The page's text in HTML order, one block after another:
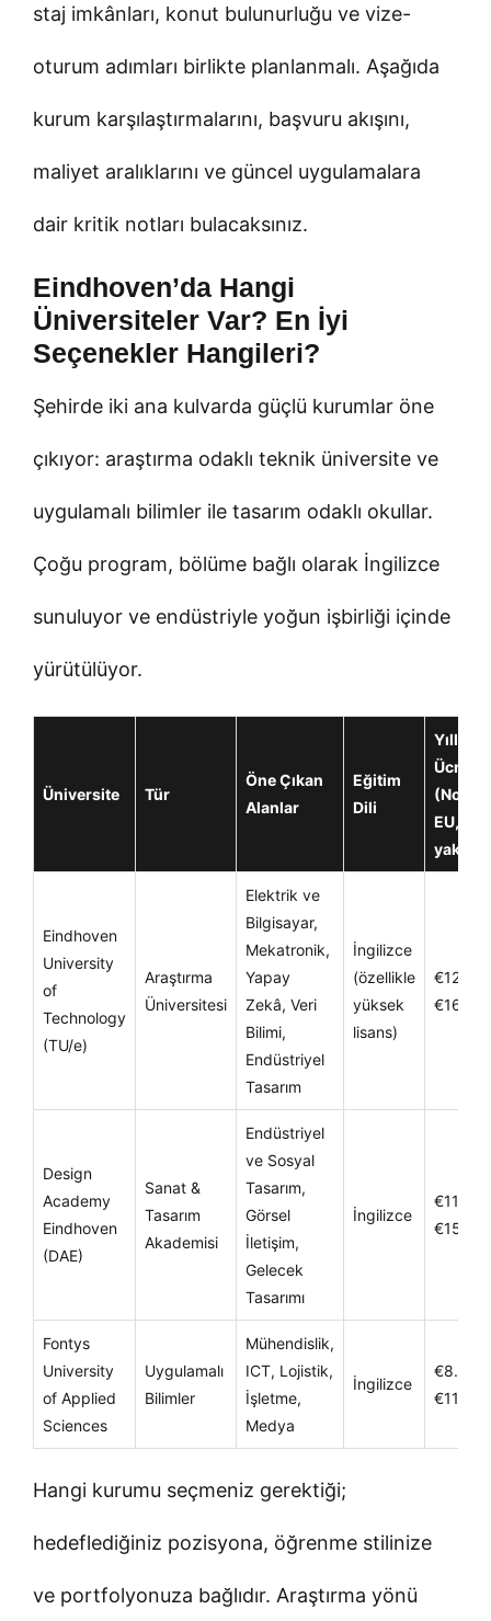
staj imkânları, konut bulunurluğu ve vize-
oturum adımları birlikte planlanmalı. Aşağıda
kurum karşılaştırmalarını, başvuru akışını,
maliyet aralıklarını ve güncel uygulamalara
dair kritik notları bulacaksınız.
Eindhoven’da Hangi
Üniversiteler Var? En İyi
Seçenekler Hangileri?
Şehirde iki ana kulvarda güçlü kurumlar öne
çıkıyor: araştırma odaklı teknik üniversite ve
uygulamalı bilimler ile tasarım odaklı okullar.
Çoğu program, bölüme bağlı olarak İngilizce
sunuluyor ve endüstriyle yoğun işbirliği içinde
yürütülüyor.
Üniversite Tür
Öne Çıkan
Alanlar
Eğitim
Dili
Yıllık
Ücret
(Non-
EU,
Eindhoven
University
of
Technology
(TU/e)
Araştırma
Üniversitesi
Elektrik ve
Bilgisayar,
Mekatronik,
Yapay
Zekâ, Veri
Bilimi,
Endüstriyel
Tasarım
İngilizce
(özellikle
yüksek
lisans)
Design
Academy
Eindhoven
(DAE)
Sanat &
Tasarım
Akademisi
Endüstriyel
ve Sosyal
Tasarım,
Görsel
İletişim,
Gelecek
Tasarımı
İngilizce
Fontys
University
of Applied
Sciences
Uygulamalı
Bilimler
Mühendislik,
ICT, Lojistik,
İşletme,
Medya
İngilizce
€11.000
Hangi kurumu seçmeniz gerektiği;
hedeflediğiniz pozisyona, öğrenme stilinize
ve portfolyonuza bağlıdır. Araştırma yönü